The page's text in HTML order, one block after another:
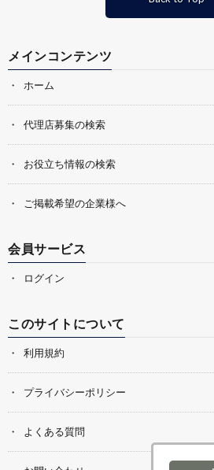
メインコンテンツ
ホーム
代理店募集の検索
お役立ち情報の検索
ご掲載希望の企業様へ
会員サービス
ログイン
このサイトについて
利用規約
プライバシーポリシー
よくある質問